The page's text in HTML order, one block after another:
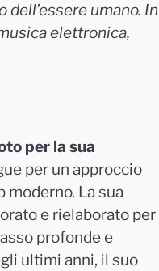
umano. In
elettronica,
per la sua
per un approccio
moderno. La sua
e rielaborato per
profonde e
ultimi anni, il suo